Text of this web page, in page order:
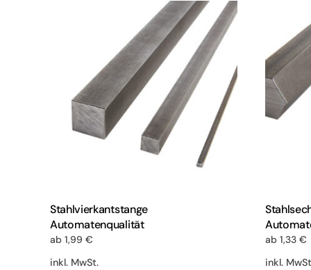
Varianten
auf.
Die
Optionen
können
auf
der
Produktseite
gewählt
Stahlvierkantstange
Automatenqualität
ab 1,99 €
inkl. MwSt.
ab 1,33 €
inkl.